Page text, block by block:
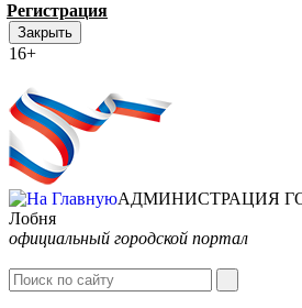
Регистрация
Закрыть
16+
АДМИНИСТРАЦИЯ
Лобня
официальный городской портал